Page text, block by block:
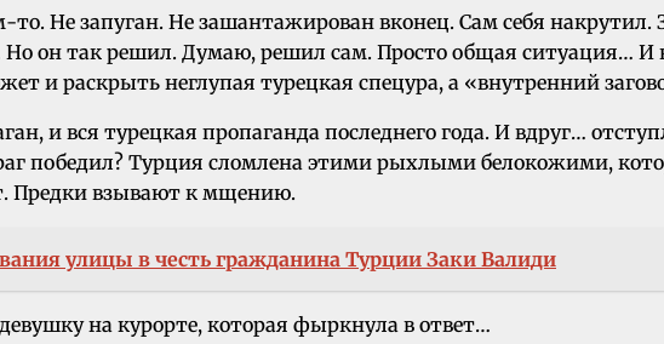
то. Не запуган. Не зашантажирован вконец. Сам себя
он так решил. Думаю, решил сам. Просто общая ситуация… И
и раскрыть неглупая турецкая спецура, а «внутренний
и вся турецкая пропаганда последнего года. И вдруг…
победил? Турция сломлена этими рыхлыми белокожими,
Предки взывают к мщению.
улицы в честь гражданина Турции Заки Валиди
на курорте, которая фыркнула в ответ…